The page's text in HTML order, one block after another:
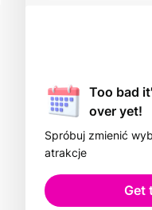
Too bad
over yet!
Spróbuj zmienić
atrakcje
Get